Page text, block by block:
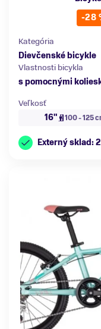
-28
Kategória
Dievčenské bicykle
Vlastnosti bicykla
s pomocnými
Veľkosť
16"
100 - 125
Externý sklad: